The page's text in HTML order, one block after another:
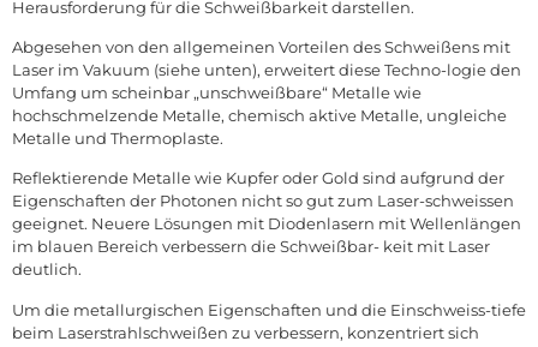
Herausforderung für die Schweißbarkeit darstellen.
Abgesehen von den allgemeinen Vorteilen des Schweißens mit
Laser im Vakuum (siehe unten), erweitert diese Techno-logie den
Umfang um scheinbar „unschweißbare“ Metalle wie
hochschmelzende Metalle, chemisch aktive Metalle, ungleiche
Metalle und Thermoplaste.
Reflektierende Metalle wie Kupfer oder Gold sind aufgrund der
Eigenschaften der Photonen nicht so gut zum Laser-schweissen
geeignet. Neuere Lösungen mit Diodenlasern mit Wellenlängen
im blauen Bereich verbessern die Schweißbar- keit mit Laser
deutlich.
Um die metallurgischen Eigenschaften und die Einschweiss-tiefe
beim Laserstrahlschweißen zu verbessern, konzentriert sich